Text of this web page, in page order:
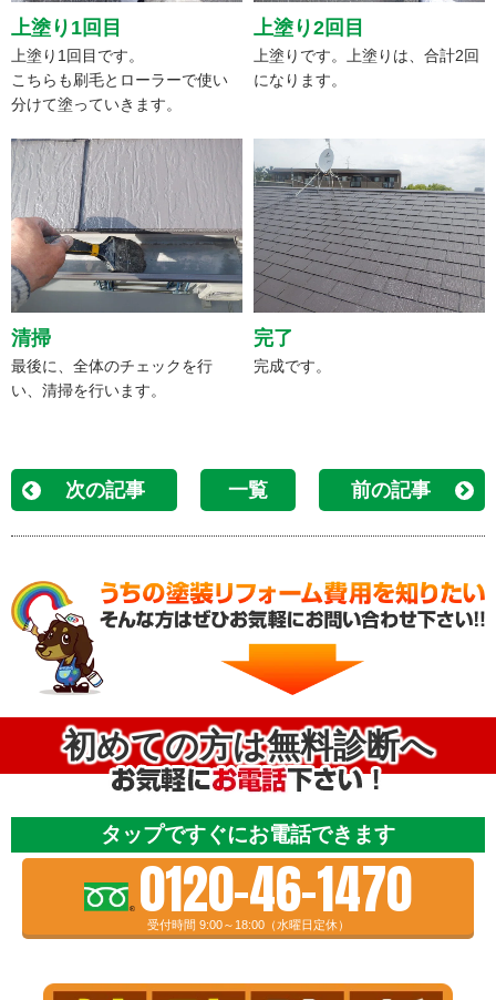
上塗り1回目
上塗り1回目です。
こちらも刷毛とローラーで使い
分けて塗っていきます。
上塗り2回目
上塗りです。上塗りは、合計2回
になります。
清掃
最後に、全体のチェックを行
い、清掃を行います。
完了
完成です。
次の記事 一覧 前の記事
初めての方は無料診断へ
タップですぐにお電話できます
0120-46-1470
受付時間 9:00～18:00（水曜日定休）